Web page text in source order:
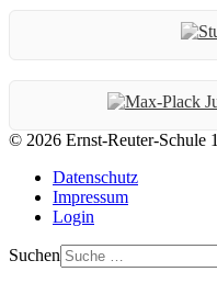
© 2026 Ernst-Reuter-Schule 1
Datenschutz
Impressum
Login
Suchen